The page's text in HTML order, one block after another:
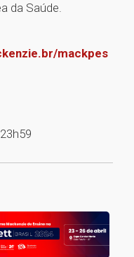
da Saúde.
mackpes